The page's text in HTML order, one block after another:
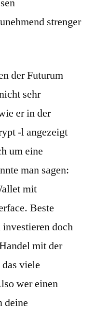
strenger
der Futurum
sehr
er in der
-l angezeigt
um eine
man sagen:
mit
Beste
doch
mit der
viele
wer einen
deine